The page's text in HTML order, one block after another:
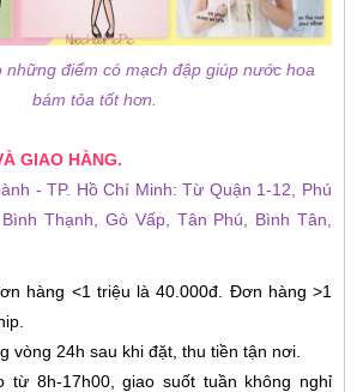
những điểm có mạch đập giúp nước hoa
bám tỏa tốt hơn.
GIAO HÀNG.
- TP. Hồ Chí Minh: Từ Quận 1-12, Phú
Thạnh, Gò Vấp, Tân Phú, Bình Tân,
hàng <1 triệu là 40.000đ. Đơn hàng >1
vòng 24h sau khi đặt, thu tiền tận nơi.
từ 8h-17h00, giao suốt tuần không nghỉ